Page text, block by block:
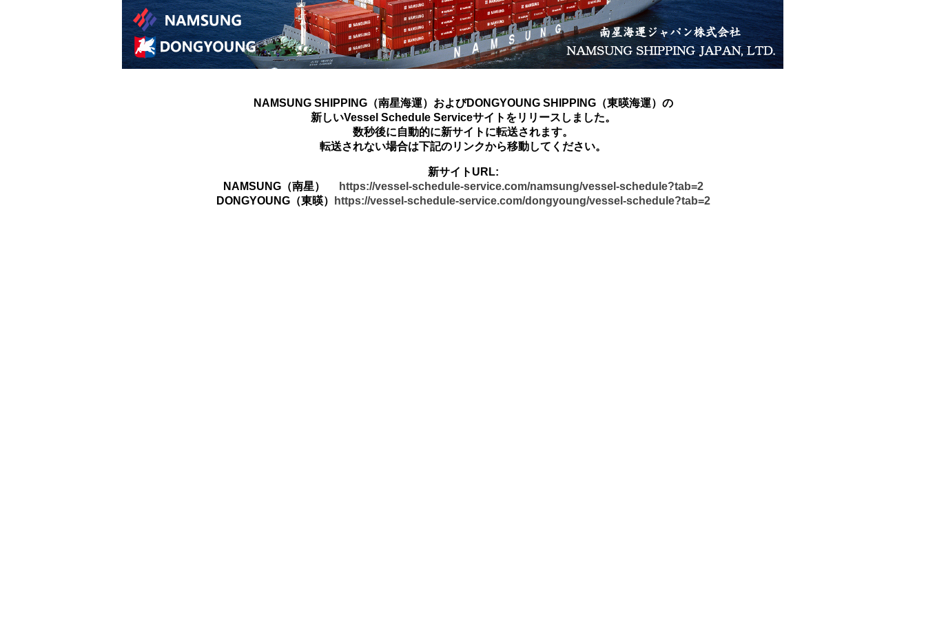
NAMSUNG SHIPPING（南星海運）およびDONGYOUNG SHIPPING（東暎海運）の
新しいVessel Schedule Serviceサイトをリリースしました。
数秒後に自動的に新サイトに転送されます。
転送されない場合は下記のリンクから移動してください。
新サイトURL:
NAMSUNG（南星）
https://vessel-schedule-service.com/namsung/vessel-schedule?tab=2
DONGYOUNG（東暎）
https://vessel-schedule-service.com/dongyoung/vessel-schedule?tab=2